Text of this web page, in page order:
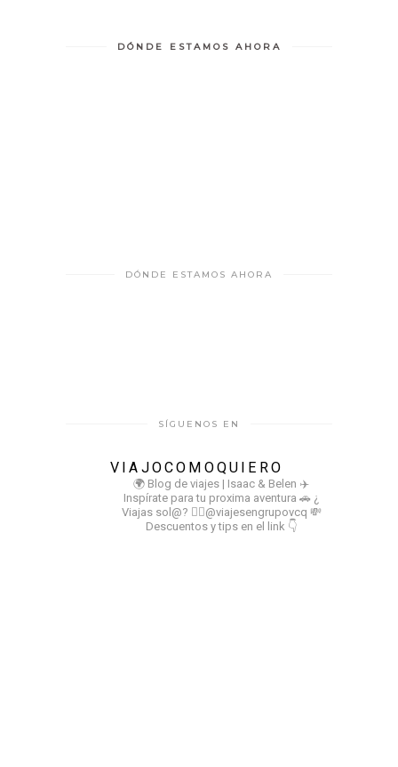
DÓNDE ESTAMOS AHORA
DÓNDE ESTAMOS AHORA
SÍGUENOS EN
VIAJOCOMOQUIERO
🌍 Blog de viajes | Isaac & Belen ✈️
Inspírate para tu proxima aventura 🚗 ¿
Viajas sol@? 👉🏻@viajesengrupovcq 💸
Descuentos y tips en el link 👇